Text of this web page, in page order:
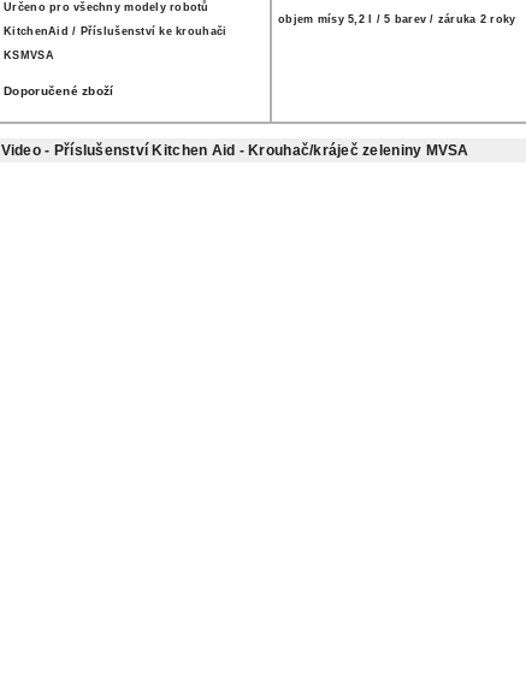
Určeno pro všechny modely robotů
KitchenAid / Příslušenství ke krouhači
KSMVSA
Doporučené zboží
objem mísy 5,2 l / 5 barev / záruka 2 roky
Video - Příslušenství Kitchen Aid - Krouhač/kráječ zeleniny MVSA